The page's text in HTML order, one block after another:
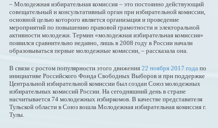
– Молодежная избирательная комиссия – это постоянно действующий
совещательный и консультативный орган при избирательной комиссии,
основной целью которого является организация и проведение
мероприятий по повышению правовой грамотности и электоральной
активности молодежи. Термин «молодежная избирательная комиссия»
появился сравнительно недавно, лишь в 2008 году в России начали
образовываться первые молодежные комиссии, – рассказала она.
В связи с ростом популярности этого движения 22 ноября 2017 года по
инициативе Российского Фонда Свободных Выборов и при поддержке
Центральной избирательной комиссии был создан Союз молодежных
избирательных комиссий России. На сегодняшний день в стране
насчитывается 74 молодежных избиркомов. В качестве представителя
Тульской области в Союз вошла Молодежная избирательная комиссия г.
Тулы.